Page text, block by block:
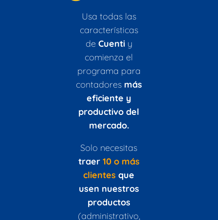
Usa todas las
características
de Cuentiy
comienza el
programa para
contadores más
eficiente y
productivo del
mercado.
Solo necesitas
traer 10 o más
clientes que
usen nuestros
productos
(administrativo,